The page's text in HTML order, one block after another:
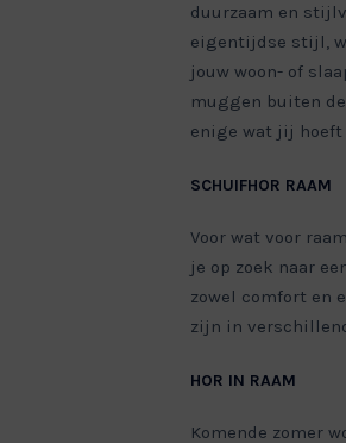
duurzaam en
eigentijdse stijl,
jouw woon- of
muggen buiten
enige wat jij
SCHUIFHOR RAAM
Voor wat voor
je op zoek naar
zowel comfort en
zijn in
HOR IN RAAM
Komende zomer